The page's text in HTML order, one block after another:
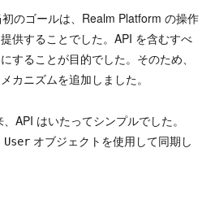
のゴールは、Realm Platform の操作
供することでした。API を含むすべ
することが目的でした。そのため、
カニズムを追加しました。
API はいたってシンプルでした。
User オブジェクトを使用して同期し